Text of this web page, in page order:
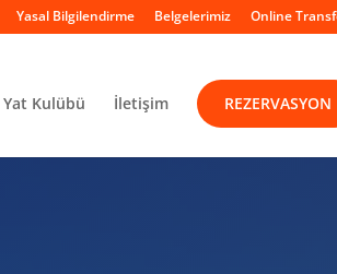
Yasal Bilgilendirme Belgelerimiz Online
Yat Kulübü İletişim REZERVASYON